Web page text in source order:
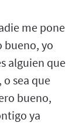
me pone
bueno, yo
alguien que
o sea que
bueno,
ya